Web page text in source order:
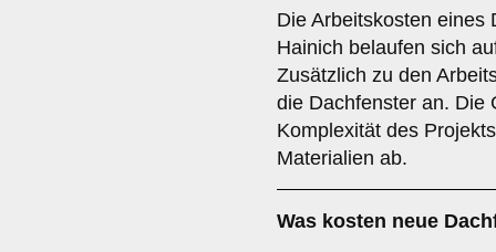
Die Arbeitskosten eines
Hainich belaufen sich
Zusätzlich zu den
die Dachfenster an. Die
Komplexität des
Materialien ab.
Was kosten neue